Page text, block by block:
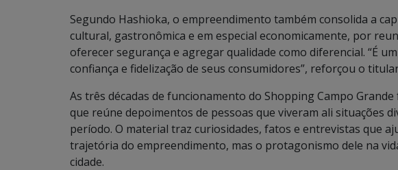
Segundo Hashioka, o empreendimento também consolida a
cultural, gastronômica e em especial economicamente, por
oferecer segurança e agregar qualidade como diferencial. “É
confiança e fidelização de seus consumidores”, reforçou o
As três décadas de funcionamento do Shopping Campo
que reúne depoimentos de pessoas que viveram ali situações
período. O material traz curiosidades, fatos e entrevistas que
trajetória do empreendimento, mas o protagonismo dele na
cidade.